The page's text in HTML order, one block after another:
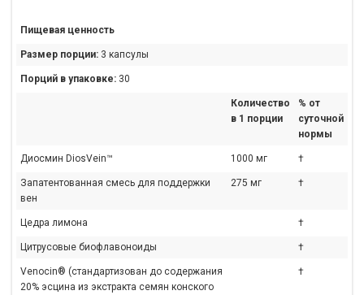
Пищевая ценность
Размер порции: 3 капсулы
Порций в упаковке: 30
Количество
в 1 порции
% от
суточной
нормы
Диосмин DiosVein™ 1000 мг †
Запатентованная смесь для поддержки
вен
275 мг †
Цедра лимона †
Цитрусовые биофлавоноиды †
Venocin® (стандартизован до содержания
20% эсцина из экстракта семян конского
†